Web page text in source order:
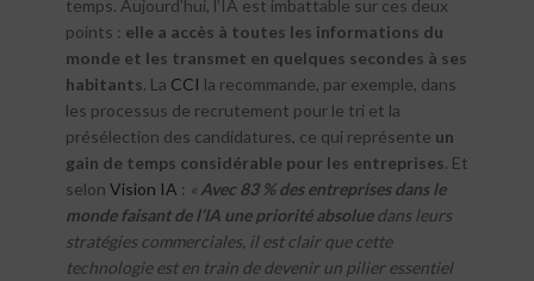
temps. Aujourd’hui, l’IA est imbattable sur ces deux
points : elle a accès à toutes les informations du
monde et les transmet en quelques secondes à ses
habitants. La CCI la recommande, par exemple, dans
les processus de recrutement pour le tri et la
présélection des candidatures, ce qui représente un
gain de temps considérable pour les entreprises. Et
selon Vision IA : « Avec 83 % des entreprises dans le
monde faisant de l’IA une priorité absoluedans leurs
stratégies commerciales, il est clair que cette
technologie est en train de devenir un pilier essentiel